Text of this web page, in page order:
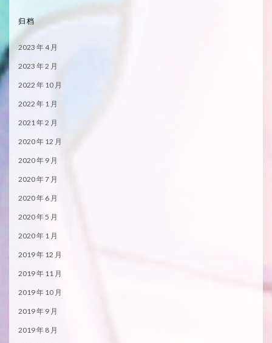
归档
2023 年 4 月
2023 年 2 月
2022 年 10 月
2022 年 1 月
2021 年 2 月
2020 年 12 月
2020 年 9 月
2020 年 7 月
2020 年 6 月
2020 年 5 月
2020 年 1 月
2019 年 12 月
2019 年 11 月
2019 年 10 月
2019 年 9 月
2019 年 8 月